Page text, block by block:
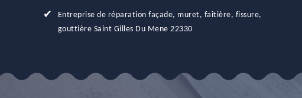
Entreprise de réparation façade, muret, faîtière, fissure,
gouttière Saint Gilles Du Mene 22330